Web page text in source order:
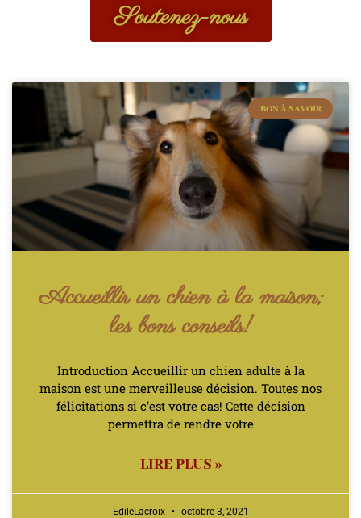
Soutenez-nous
BON À SAVOIR
Accueillir un chien à la maison;
les bons conseils!
Introduction Accueillir un chien adulte à la
maison est une merveilleuse décision. Toutes nos
félicitations si c’est votre cas! Cette décision
permettra de rendre votre
LIRE PLUS »
EdileLacroix octobre 3, 2021